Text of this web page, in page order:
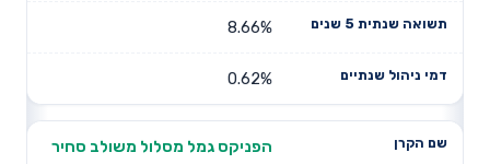
8.66%
0.62%
הפניקס גמל מסלול משולב סחיר